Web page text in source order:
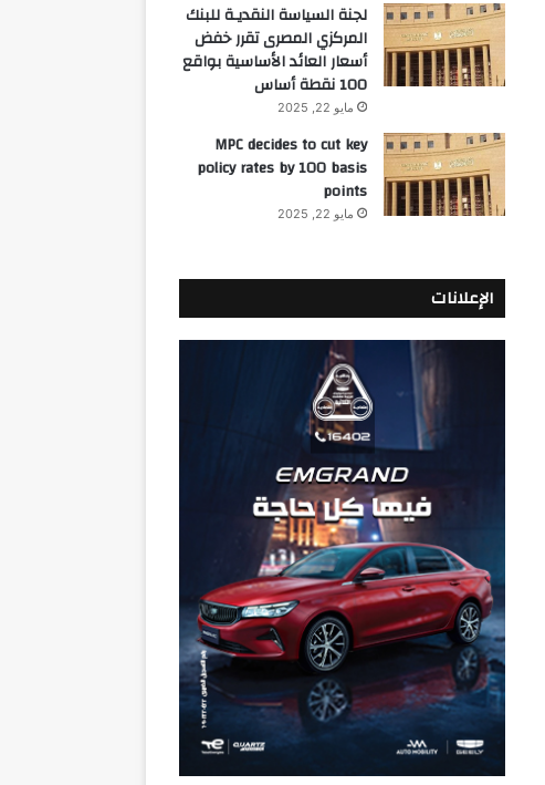
لجنة السياسة النقديـة للبنك
المركزي المصرى تقرر خفض
أسعار العائد الأساسية بواقع
100 نقطة أساس
مايو 22, 2025
MPC decides to cut key
policy rates by 100 basis
points
مايو 22, 2025
الإعلانات